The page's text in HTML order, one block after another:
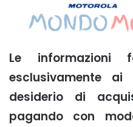
Le informazioni
esclusivamente
desiderio di
pagando con